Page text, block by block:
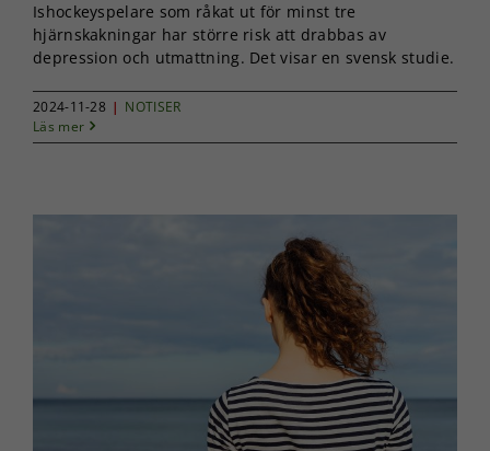
Ishockeyspelare som råkat ut för minst tre
hjärnskakningar har större risk att drabbas av
depression och utmattning. Det visar en svensk studie.
2024-11-28 | NOTISER
Läs mer